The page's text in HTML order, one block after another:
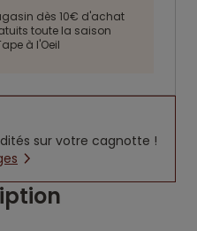
dès 10€ d'achat
toute la saison
à l'Oeil
sur votre cagnotte !